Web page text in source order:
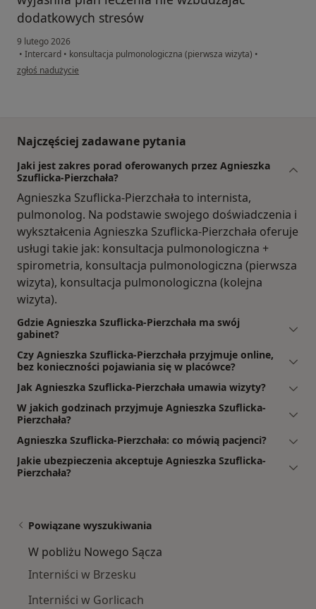
dodatkowych stresów
9 lutego 2026
• Intercard • konsultacja pulmonologiczna (pierwsza wizyta) •
w opinii użytkownika HC
zgłoś nadużycie
Najczęściej zadawane pytania
Jaki jest zakres porad oferowanych przez Agnieszka
Szuflicka-Pierzchała?
Agnieszka Szuflicka-Pierzchała to internista,
pulmonolog. Na podstawie swojego doświadczenia i
wykształcenia Agnieszka Szuflicka-Pierzchała oferuje
usługi takie jak: konsultacja pulmonologiczna +
spirometria, konsultacja pulmonologiczna (pierwsza
wizyta), konsultacja pulmonologiczna (kolejna
wizyta).
Gdzie Agnieszka Szuflicka-Pierzchała ma swój
gabinet?
Czy Agnieszka Szuflicka-Pierzchała przyjmuje online,
bez konieczności pojawiania się w placówce?
Jak Agnieszka Szuflicka-Pierzchała umawia wizyty?
W jakich godzinach przyjmuje Agnieszka Szuflicka-
Pierzchała?
Agnieszka Szuflicka-Pierzchała: co mówią pacjenci?
Jakie ubezpieczenia akceptuje Agnieszka Szuflicka-
Pierzchała?
Powiązane wyszukiwania
W pobliżu Nowego Sącza
Interniści w Brzesku
Interniści w Gorlicach